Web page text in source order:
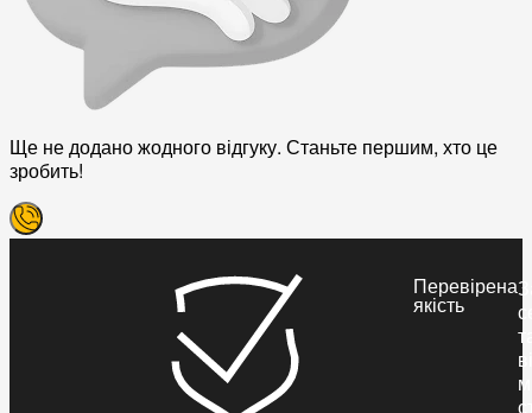
Ще не додано жодного відгуку. Станьте першим, хто це
зробить!
Перевірена
якість